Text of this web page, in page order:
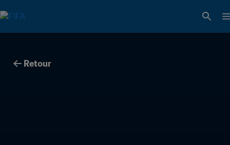
Retour